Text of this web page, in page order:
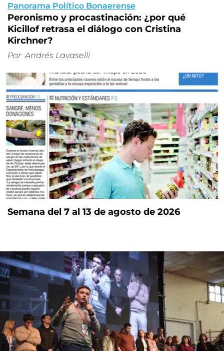
Panorama Político Bonaerense
Peronismo y procastinación: ¿por qué
Kicillof retrasa el diálogo con Cristina
Kirchner?
Por Andrés Lavaselli
Semana del 7 al 13 de agosto de 2026